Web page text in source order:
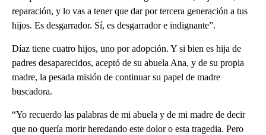
reparación, y lo vas a tener que dar por tercera generación a tus
hijos. Es desgarrador. Sí, es desgarrador e indignante”.
Díaz tiene cuatro hijos, uno por adopción. Y si bien es hija de
padres desaparecidos, aceptó de su abuela Ana, y de su propia
madre, la pesada misión de continuar su papel de madre
buscadora.
“Yo recuerdo las palabras de mi abuela y de mi madre de decir
que no quería morir heredando este dolor o esta tragedia. Pero